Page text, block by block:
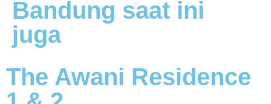
Bandung saat ini
juga
The Awani Residence